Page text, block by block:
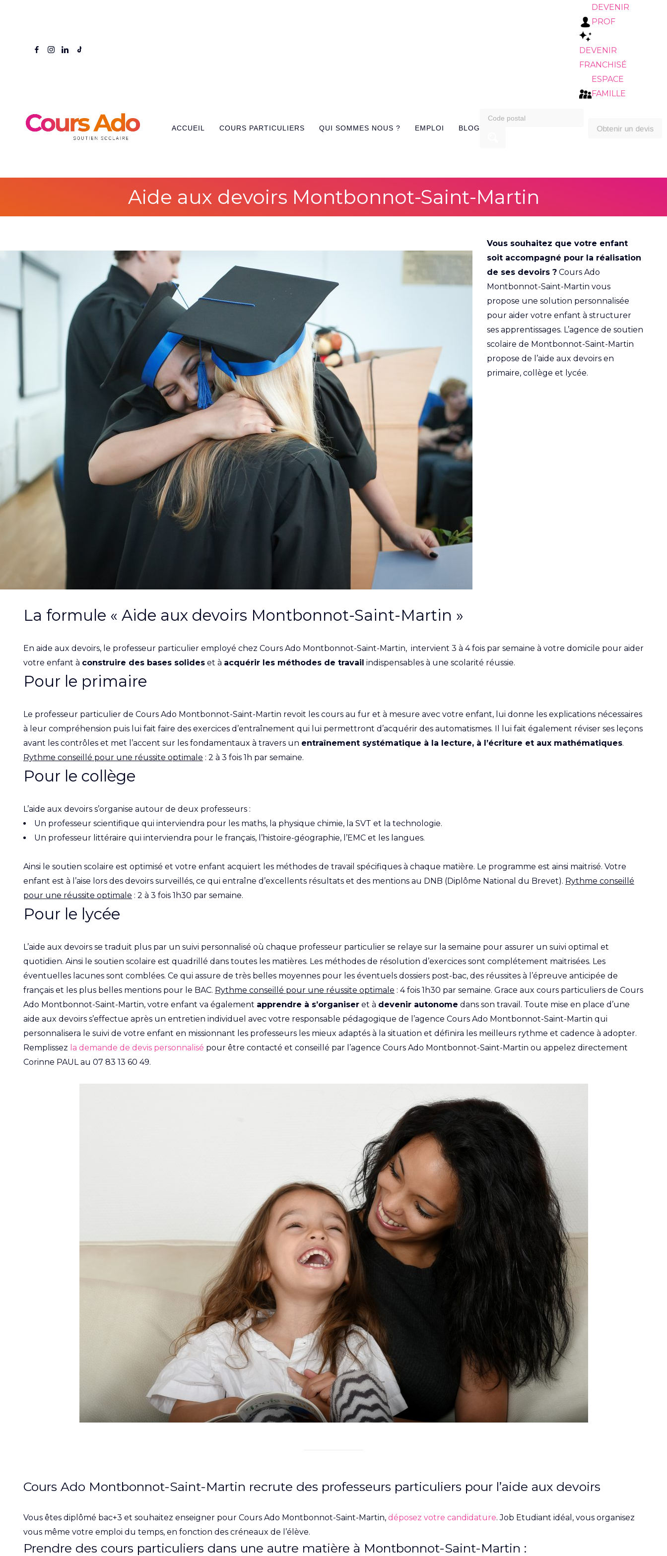
DEVENIR
PROF
DEVENIR
FRANCHISÉ
ESPACE
FAMILLE
ACCUEIL COURS PARTICULIERS QUI SOMMES NOUS ? EMPLOI BLOG
search
Obtenir un devis
Aide aux devoirs Montbonnot-Saint-Martin
Vous souhaitez que votre enfant
soit accompagné pour la réalisation
de ses devoirs ? Cours Ado
Montbonnot-Saint-Martin vous
propose une solution personnalisée
pour aider votre enfant à structurer
ses apprentissages. L’agence de soutien
scolaire de Montbonnot-Saint-Martin
propose de l’aide aux devoirs en
primaire, collège et lycée.
La formule « Aide aux devoirs Montbonnot-Saint-Martin »
En aide aux devoirs, le professeur particulier employé chez Cours Ado Montbonnot-Saint-Martin, intervient 3 à 4 fois par semaine à votre domicile pour aider
votre enfant à construire des bases solides et à acquérir les méthodes de travail indispensables à une scolarité réussie.
Pour le primaire
Le professeur particulier de Cours Ado Montbonnot-Saint-Martin revoit les cours au fur et à mesure avec votre enfant, lui donne les explications nécessaires
à leur compréhension puis lui fait faire des exercices d’entraînement qui lui permettront d’acquérir des automatismes. Il lui fait également réviser ses leçons
avant les contrôles et met l’accent sur les fondamentaux à travers un entraînement systématique à la lecture, à l’écriture et aux mathématiques.
Rythme conseillé pour une réussite optimale : 2 à 3 fois 1h par semaine.
Pour le collège
L’aide aux devoirs s’organise autour de deux professeurs :
Un professeur scientifique qui interviendra pour les maths, la physique chimie, la SVT et la technologie.
Un professeur littéraire qui interviendra pour le français, l’histoire-géographie, l’EMC et les langues.
Ainsi le soutien scolaire est optimisé et votre enfant acquiert les méthodes de travail spécifiques à chaque matière. Le programme est ainsi maitrisé. Votre
enfant est à l’aise lors des devoirs surveillés, ce qui entraîne d’excellents résultats et des mentions au DNB (Diplôme National du Brevet). Rythme conseillé
pour une réussite optimale : 2 à 3 fois 1h30 par semaine.
Pour le lycée
L’aide aux devoirs se traduit plus par un suivi personnalisé où chaque professeur particulier se relaye sur la semaine pour assurer un suivi optimal et
quotidien. Ainsi le soutien scolaire est quadrillé dans toutes les matières. Les méthodes de résolution d’exercices sont complétement maitrisées. Les
éventuelles lacunes sont comblées. Ce qui assure de très belles moyennes pour les éventuels dossiers post-bac, des réussites à l’épreuve anticipée de
français et les plus belles mentions pour le BAC. Rythme conseillé pour une réussite optimale : 4 fois 1h30 par semaine. Grace aux cours particuliers de Cours
Ado Montbonnot-Saint-Martin, votre enfant va également apprendre à s’organiser et à devenir autonome dans son travail. Toute mise en place d’une
aide aux devoirs s’effectue après un entretien individuel avec votre responsable pédagogique de l’agence Cours Ado Montbonnot-Saint-Martin qui
personnalisera le suivi de votre enfant en missionnant les professeurs les mieux adaptés à la situation et définira les meilleurs rythme et cadence à adopter.
Remplissez la demande de devis personnalisé pour être contacté et conseillé par l’agence Cours Ado Montbonnot-Saint-Martin ou appelez directement
Corinne PAUL au 07 83 13 60 49.
Cours Ado Montbonnot-Saint-Martin recrute des professeurs particuliers pour l’aide aux devoirs
Vous êtes diplômé bac+3 et souhaitez enseigner pour Cours Ado Montbonnot-Saint-Martin, déposez votre candidature. Job Etudiant idéal, vous organisez
vous même votre emploi du temps, en fonction des créneaux de l’élève.
Prendre des cours particuliers dans une autre matière à Montbonnot-Saint-Martin :